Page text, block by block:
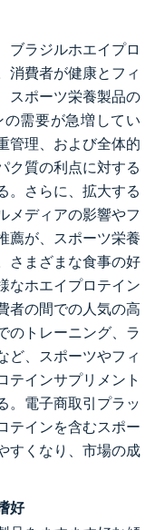
ブラジルホエイプロ
消費者が健康とフィ
スポーツ栄養製品の
需要が急増してい
管理、および全体的
ク質の利点に対する
。さらに、拡大する
メディアの影響やフ
薦が、スポーツ栄養
さまざまな食事の好
なホエイプロテイン
者の間での人気の高
のトレーニング、ラ
ど、スポーツやフィ
テインサプリメント
。電子商取引プラッ
テインを含むスポー
すくなり、市場の成
好